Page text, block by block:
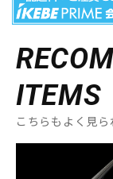
ITEMS
こちらもよく見